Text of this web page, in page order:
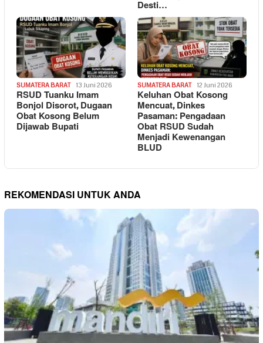
Desti…
SUMATERA BARAT 13 Juni 2026
RSUD Tuanku Imam
Bonjol Disorot, Dugaan
Obat Kosong Belum
Dijawab Bupati
SUMATERA BARAT 12 Juni 2026
Keluhan Obat Kosong
Mencuat, Dinkes
Pasaman: Pengadaan
Obat RSUD Sudah
Menjadi Kewenangan
BLUD
REKOMENDASI UNTUK ANDA